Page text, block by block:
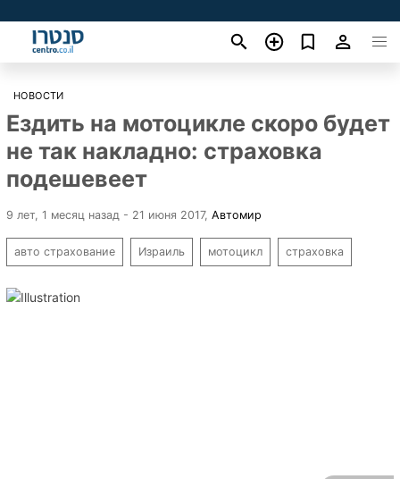
НОВОСТИ
Ездить на мотоцикле скоро будет
не так накладно: страховка
подешевеет
9 лет, 1 месяц назад - 21 июня 2017, Автомир
авто страхование Израиль мотоцикл страховка